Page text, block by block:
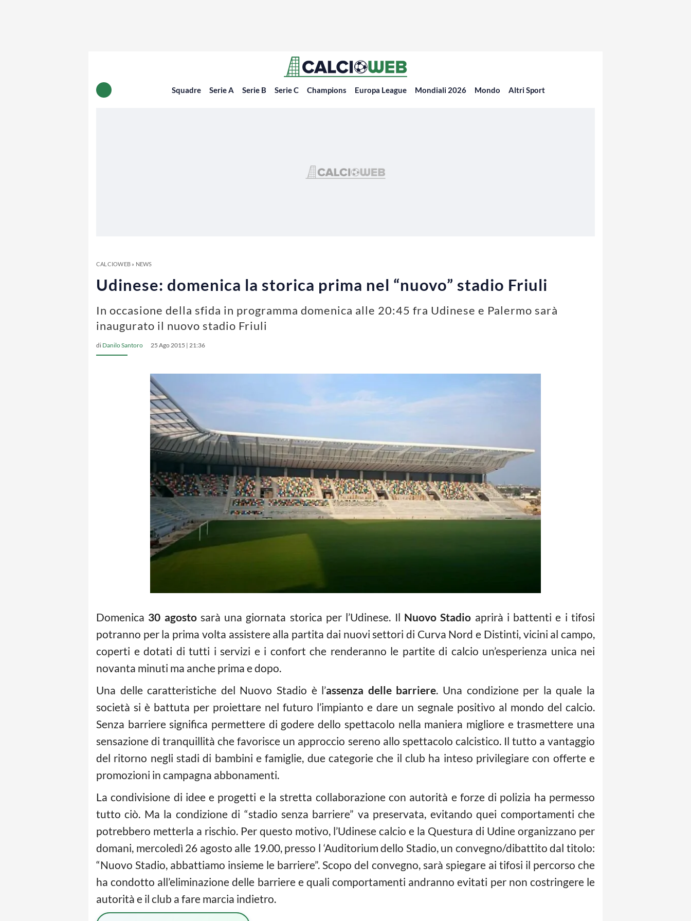
Squadre Serie A Serie B Serie C Champions Europa League Mondiali 2026 Mondo Altri Sport
CALCIOWEB» NEWS
Udinese: domenica la storica prima nel “nuovo” stadio Friuli
In occasione della sfida in programma domenica alle 20:45 fra Udinese e Palermo sarà
inaugurato il nuovo stadio Friuli
di Danilo Santoro 25 Ago 2015 | 21:36
Domenica 30 agostosarà una giornata storica per l’Udinese. Il Nuovo Stadio aprirà i battenti e i tifosi
potranno per la prima volta assistere alla partita dai nuovi settori di Curva Nord e Distinti, vicini al campo,
coperti e dotati di tutti i servizi e i confort che renderanno le partite di calcio un’esperienza unica nei
novanta minuti ma anche prima e dopo.
Una delle caratteristiche del Nuovo Stadio è l’assenza delle barriere. Una condizione per la quale la
società si è battuta per proiettare nel futuro l’impianto e dare un segnale positivo al mondo del calcio.
Senza barriere significa permettere di godere dello spettacolo nella maniera migliore e trasmettere una
sensazione di tranquillità che favorisce un approccio sereno allo spettacolo calcistico. Il tutto a vantaggio
del ritorno negli stadi di bambini e famiglie, due categorie che il club ha inteso privilegiare con offerte e
promozioni in campagna abbonamenti.
La condivisione di idee e progetti e la stretta collaborazione con autorità e forze di polizia ha permesso
tutto ciò. Ma la condizione di “stadio senza barriere” va preservata, evitando quei comportamenti che
potrebbero metterla a rischio. Per questo motivo, l’Udinese calcio e la Questura di Udine organizzano per
domani, mercoledì 26 agosto alle 19.00, presso l ‘Auditorium dello Stadio, un convegno/dibattito dal titolo:
“Nuovo Stadio, abbattiamo insieme le barriere”. Scopo del convegno, sarà spiegare ai tifosi il percorso che
ha condotto all’eliminazione delle barriere e quali comportamenti andranno evitati per non costringere le
autorità e il club a fare marcia indietro.